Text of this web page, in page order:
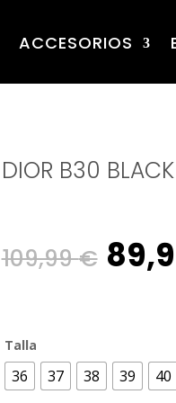
ACCESORIOS
DIOR B30 BLACK
109,99€
Talla
36 37 38 39 40